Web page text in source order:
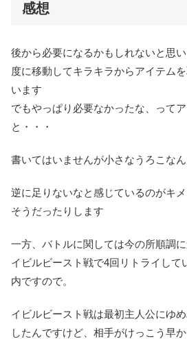
感想
後から必要になるかもしれないと思
度に移動してキラキラからアイテム
います
でもやっぱり必要なかったな、って
と・・・
書いてはいませんが小さなうろこな
逆に足りないなと感じているのがキ
そうだったりします
一方、バトルに関しては今の所順調
イビルビースト戦で4回リトライして
内ですので。
イビルビースト戦は最初主人公にゆ
したんですけど、相手がけっこう早